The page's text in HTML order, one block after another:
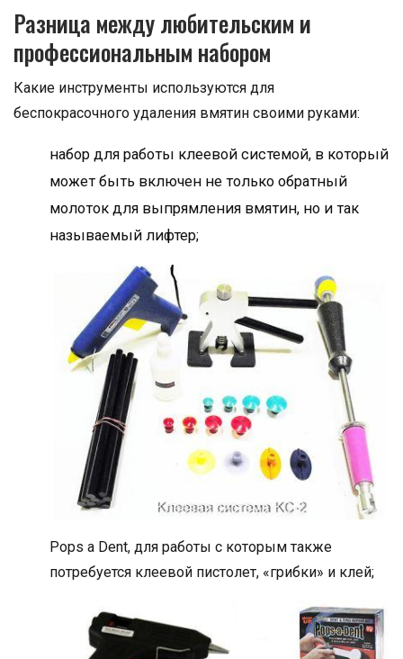
Разница между любительским и
профессиональным набором
Какие инструменты используются для
беспокрасочного удаления вмятин своими руками:
набор для работы клеевой системой, в который
может быть включен не только обратный
молоток для выпрямления вмятин, но и так
называемый лифтер;
Pops a Dent, для работы с которым также
потребуется клеевой пистолет, «грибки» и клей;